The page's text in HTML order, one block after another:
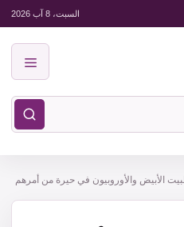
السبت، 8 آب 2026
الأبيض والأوروبيون في حيرة من أمرهم